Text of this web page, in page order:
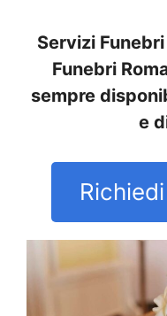
Servizi
Funebri
sempre
e